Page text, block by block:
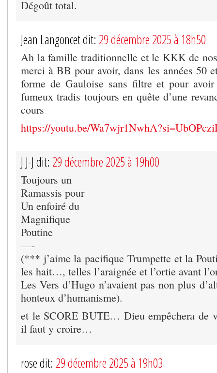
Dégoût total.
Jean Langoncet dit: 29 décembre 2025 à 18h50
Ah la famille traditionnelle et le KKK de
merci à BB pour avoir, dans les années 50
forme de Gauloise sans filtre et pour
fumeux tradis toujours en quête d’une
cours
https://youtu.be/
J J-J dit: 29 décembre 2025 à 19h00
Toujours un
Ramassis pour
Un enfoiré du
Magnifique
Poutine
—-
(*** j’aime la pacifique Trumpette et la
les hait…, telles l’araignée et l’ortie avant
Les Vers d’Hugo n’avaient pas non plus
honteux d’humanisme).
et le SCORE BUTE… Dieu empêchera de
il faut y croire…
rose dit: 29 décembre 2025 à 19h03